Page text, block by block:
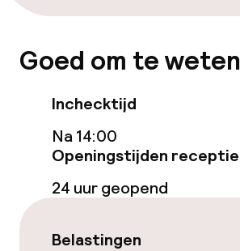
Tuin
Terras
Eet- en drinkgelegenheden
Restaurant
Eet- en drinkdiensten
Ontbijtbuffet
Goed om te weten
Inchecktijd
Na 14:00
Openingstijden receptie
24 uur geopend
Belastingen